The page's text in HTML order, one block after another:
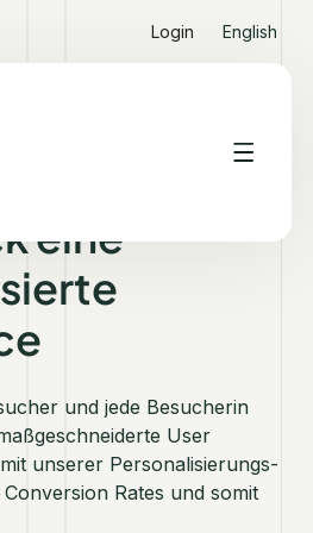
Login English
eine
und jede Besucherin
User
unserer Personalisierungs-
Rates und somit